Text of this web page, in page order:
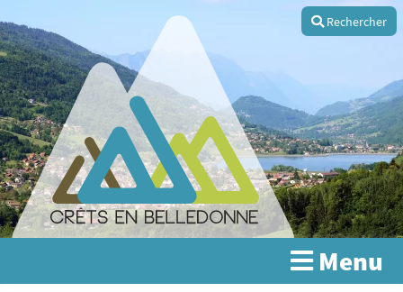
au
contenu
principal
Rechercher
Menu